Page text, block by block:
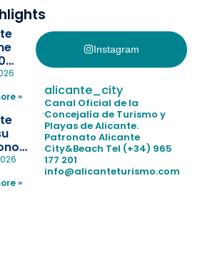
de niños
y
con
de socorrismo
»
el
»
Instagram
alicante_city
Canal Oficial de la
Concejalía de Turismo y
Playas de Alicante.
Patronato Alicante
City&Beach Tel (+34) 965
177 201
info@alicanteturismo.com